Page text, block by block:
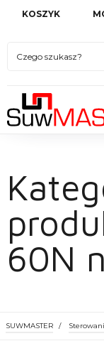
KOSZYK
60N
SUWMASTER /